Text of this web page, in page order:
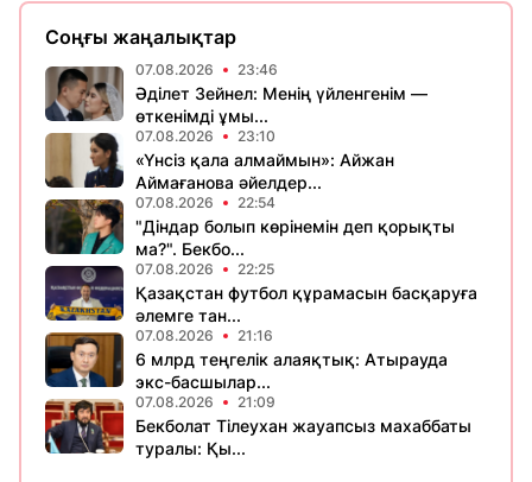
Соңғы жаңалықтар
07.08.2026 23:46
Әділет Зейнел: Менің үйленгенім —
өткенімді ұмы...
07.08.2026 23:10
«Үнсіз қала алмаймын»: Айжан
Аймағанова әйелдер...
07.08.2026 22:54
"Діндар болып көрінемін деп қорықты
ма?". Бекбо...
07.08.2026 22:25
Қазақстан футбол құрамасын басқаруға
әлемге тан...
07.08.2026 21:16
6 млрд теңгелік алаяқтық: Атырауда
экс-басшылар...
07.08.2026 21:09
Бекболат Тілеухан жауапсыз махаббаты
туралы: Қы...